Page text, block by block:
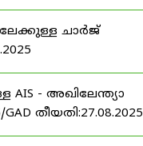
ചാർജ്
- അഖിലേന്ത്യാ
തീയതി:27.08.2025